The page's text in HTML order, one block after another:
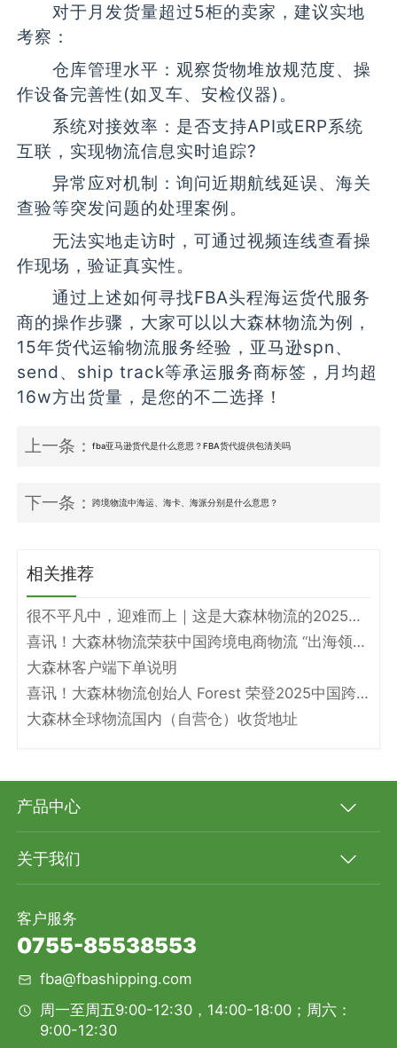
对于月发货量超过5柜的卖家，建议实地
考察：
仓库管理水平：观察货物堆放规范度、操
作设备完善性(如叉车、安检仪器)。
系统对接效率：是否支持API或ERP系统
互联，实现物流信息实时追踪?
异常应对机制：询问近期航线延误、海关
查验等突发问题的处理案例。
无法实地走访时，可通过视频连线查看操
作现场，验证真实性。
通过上述如何寻找FBA头程海运货代服务
商的操作步骤，大家可以以大森林物流为例，
15年货代运输物流服务经验，亚马逊spn、
send、ship track等承运服务商标签，月均超
16w方出货量，是您的不二选择！
上一条：fba亚马逊货代是什么意思？FBA货代提供包清关吗
下一条：跨境物流中海运、海卡、海派分别是什么意思？
相关推荐
很不平凡中，迎难而上｜这是大森林物流的2025年度答卷
喜讯！大森林物流荣获中国跨境电商物流 “出海领军企业” 和 “头程物流标杆企业” 双奖项！
大森林客户端下单说明
喜讯！大森林物流创始人 Forest 荣登2025中国跨境电商物流名人堂！
大森林全球物流国内（自营仓）收货地址
产品中心
关于我们
客户服务
0755-85538553
fba@fbashipping.com
周一至周五9:00-12:30，14:00-18:00；周六：
9:00-12:30